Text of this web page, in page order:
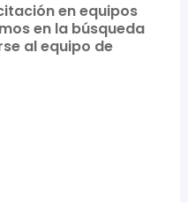
en equipos
en la búsqueda
al equipo de